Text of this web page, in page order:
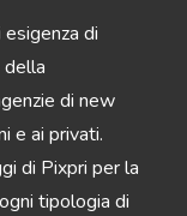
di
di new
e ai privati.
di Pixpri per la
ogni tipologia di